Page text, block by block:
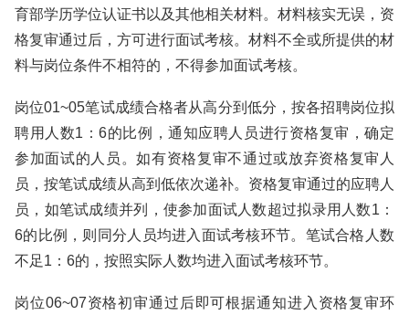
育部学历学位认证书以及其他相关材料。材料核实无误，资
格复审通过后，方可进行面试考核。材料不全或所提供的材
料与岗位条件不相符的，不得参加面试考核。
岗位01~05笔试成绩合格者从高分到低分，按各招聘岗位拟
聘用人数1：6的比例，通知应聘人员进行资格复审，确定
参加面试的人员。如有资格复审不通过或放弃资格复审人
员，按笔试成绩从高到低依次递补。资格复审通过的应聘人
员，如笔试成绩并列，使参加面试人数超过拟录用人数1：
6的比例，则同分人员均进入面试考核环节。笔试合格人数
不足1：6的，按照实际人数均进入面试考核环节。
岗位06~07资格初审通过后即可根据通知进入资格复审环